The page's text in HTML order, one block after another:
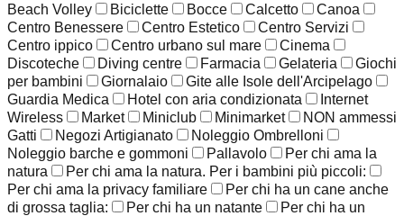
Beach Volley
Biciclette Bocce Calcetto
Canoa
Centro Benessere
Centro Estetico
Centro Servizi
Centro ippico
Centro urbano sul mare
Cinema
Discoteche
Diving centre Farmacia Gelateria
Giochi
per bambini
Giornalaio
Gite alle Isole dell'Arcipelago
Guardia Medica
Hotel con aria condizionata
Internet
Wireless
Market Miniclub Minimarket
NON ammessi
Gatti
Negozi Artigianato
Noleggio Ombrelloni
Noleggio barche e gommoni
Pallavolo
Per chi ama la
natura
Per chi ama la natura. Per i bambini più piccoli:
Per chi ama la privacy familiare
Per chi ha un cane anche
di grossa taglia:
Per chi ha un natante
Per chi ha un